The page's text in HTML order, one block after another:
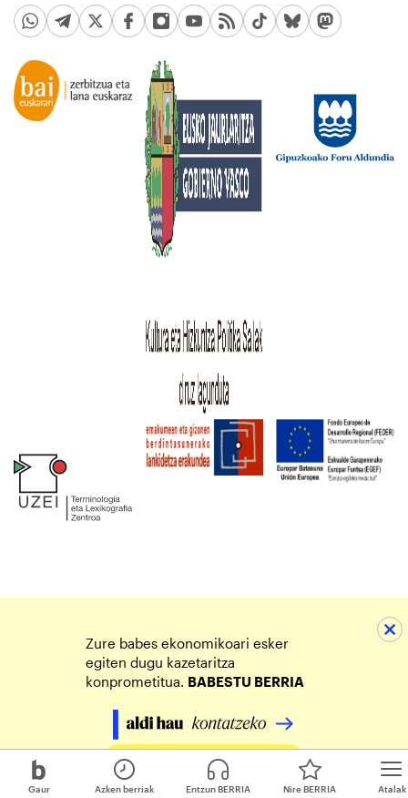
Gaur Atalak
Azken berriak Entzun BERRIA Nire BERRIA
Zure babes ekonomikoari esker
egiten dugu kazetaritza
konprometitua. BABESTU BERRIA
Egin zure ekarpena